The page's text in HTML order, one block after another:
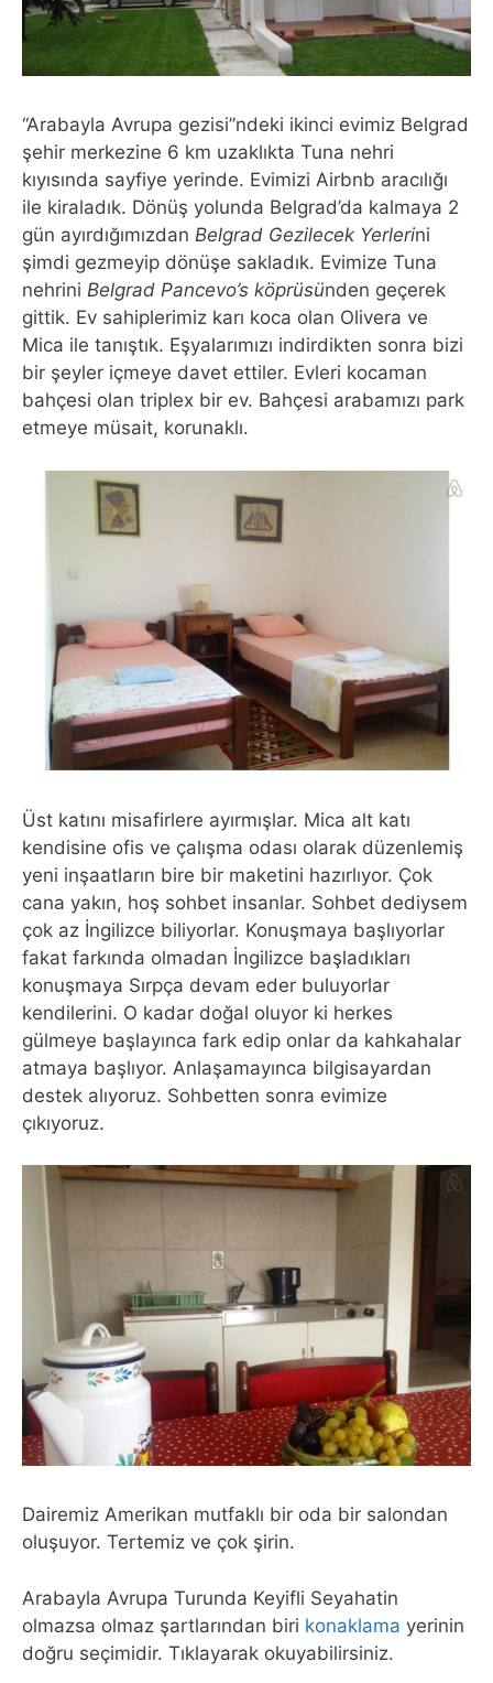
“Arabayla Avrupa gezisi”ndeki ikinci evimiz Belgrad
şehir merkezine 6 km uzaklıkta Tuna nehri
kıyısında sayfiye yerinde. Evimizi Airbnb aracılığı
ile kiraladık. Dönüş yolunda Belgrad’da kalmaya 2
gün ayırdığımızdan Belgrad Gezilecek Yerlerini
şimdi gezmeyip dönüşe sakladık. Evimize Tuna
nehrini Belgrad Pancevo’s köprüsünden geçerek
gittik. Ev sahiplerimiz karı koca olan Olivera ve
Mica ile tanıştık. Eşyalarımızı indirdikten sonra bizi
bir şeyler içmeye davet ettiler. Evleri kocaman
bahçesi olan triplex bir ev. Bahçesi arabamızı park
etmeye müsait, korunaklı.
Üst katını misafirlere ayırmışlar. Mica alt katı
kendisine ofis ve çalışma odası olarak düzenlemiş
yeni inşaatların bire bir maketini hazırlıyor. Çok
cana yakın, hoş sohbet insanlar. Sohbet dediysem
çok az İngilizce biliyorlar. Konuşmaya başlıyorlar
fakat farkında olmadan İngilizce başladıkları
konuşmaya Sırpça devam eder buluyorlar
kendilerini. O kadar doğal oluyor ki herkes
gülmeye başlayınca fark edip onlar da kahkahalar
atmaya başlıyor. Anlaşamayınca bilgisayardan
destek alıyoruz. Sohbetten sonra evimize
çıkıyoruz.
Dairemiz Amerikan mutfaklı bir oda bir salondan
oluşuyor. Tertemiz ve çok şirin.
Arabayla Avrupa Turunda Keyifli Seyahatin
olmazsa olmaz şartlarından biri konaklama yerinin
doğru seçimidir. Tıklayarak okuyabilirsiniz.